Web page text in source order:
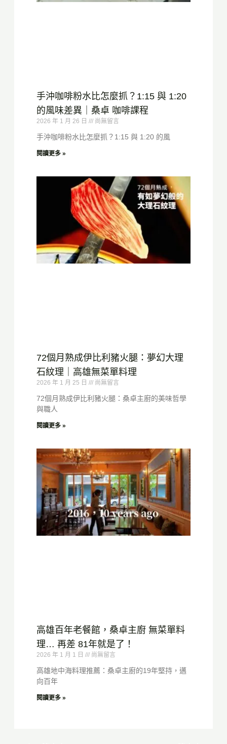
手沖咖啡粉水比怎麼抓？1:15 與 1:20
的風味差異｜桑卓 咖啡課程
2026 年 1 月 26 日 尚無留言
手沖咖啡粉水比怎麼抓？1:15 與 1:20 的風
閱讀更多 »
72個月熟成伊比利豬火腿：夢幻大理
石紋理｜高雄無菜單料理
2026 年 1 月 25 日 尚無留言
72個月熟成伊比利豬火腿：桑卓主廚的美味哲學
與職人
閱讀更多 »
高雄百年老餐館，桑卓主廚 無菜單料
理… 再差 81年就是了！
2026 年 1 月 1 日 尚無留言
高雄地中海料理推薦：桑卓主廚的19年堅持，邁
向百年
閱讀更多 »